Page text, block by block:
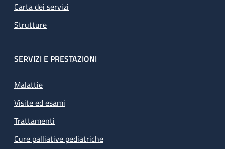
Carta dei servizi
Strutture
SERVIZI E PRESTAZIONI
Malattie
Visite ed esami
Trattamenti
Cure palliative pediatriche